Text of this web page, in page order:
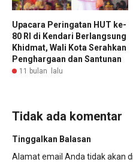
Upacara Peringatan HUT ke-
80 RI di Kendari Berlangsung
Khidmat, Wali Kota Serahkan
Penghargaan dan Santunan
11 bulan lalu
Tidak ada komentar
Tinggalkan Balasan
Alamat email Anda tidak akan